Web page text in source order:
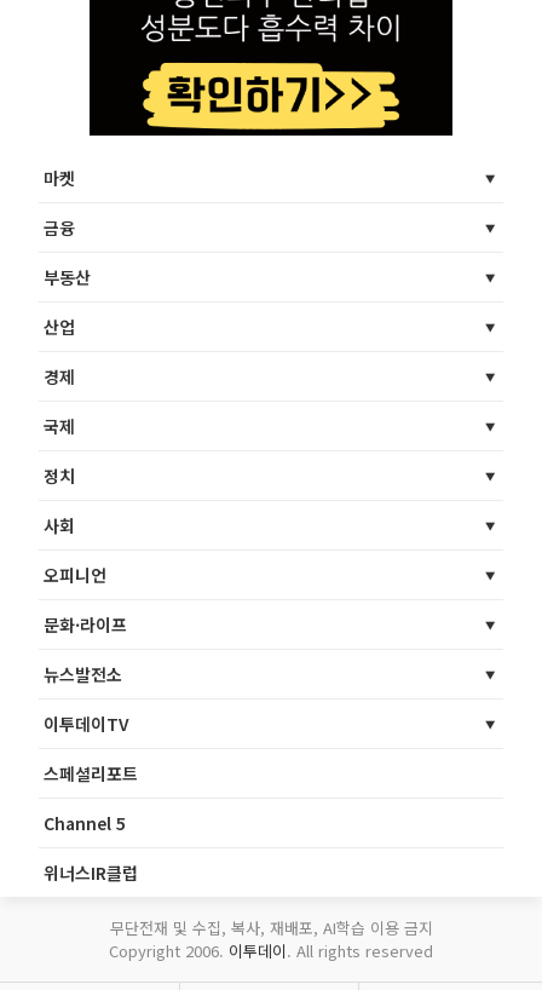
마켓
금융
부동산
산업
경제
국제
정치
사회
오피니언
문화·라이프
뉴스발전소
이투데이TV
스페셜리포트
Channel 5
위너스IR클럽
무단전재 및 수집, 복사, 재배포, AI학습 이용 금지
Copyright 2006. 이투데이. All rights reserved